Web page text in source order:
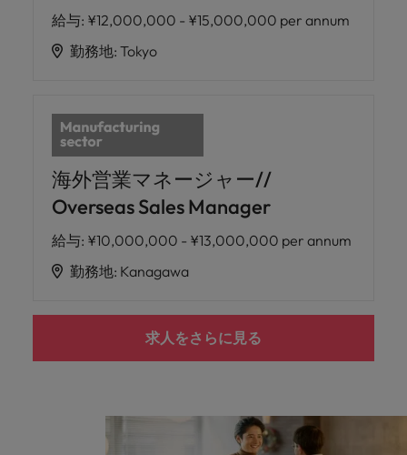
給与: ¥12,000,000 - ¥15,000,000 per annum
勤務地: Tokyo
海外営業マネージャー//
Overseas Sales Manager
給与: ¥10,000,000 - ¥13,000,000 per annum
勤務地: Kanagawa
求人をさらに見る